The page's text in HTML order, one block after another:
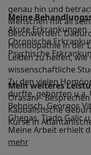
genau hin und
Menschen mit all
Beschwerden.
Homöopathie in der
Leiden zu helfen,
wissenschaftliche
Zu den vielen
durfte, gehörten u.a.
Behnisch, Georgos
Ghegas, Tjado Galic
Meine Arbeit erhielt
Stiftung
Meine
Akute Erkrankungen
Chronische
Psychische
Mein weiteres
Orasani - Besprechen
Kabbalistische
Kurse in
mehrÜber mich